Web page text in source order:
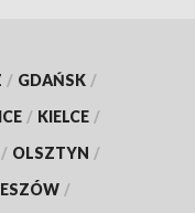
/ GDAŃSK /
/ KIELCE /
/ OLSZTYN /
/